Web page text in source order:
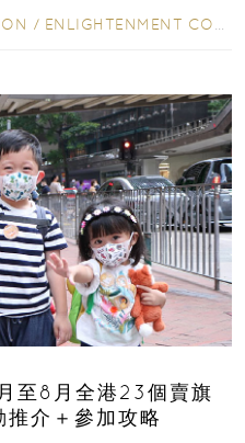
/ ENLIGHTENMENT CORNER
至8月全港23個賣旗
推介＋參加攻略